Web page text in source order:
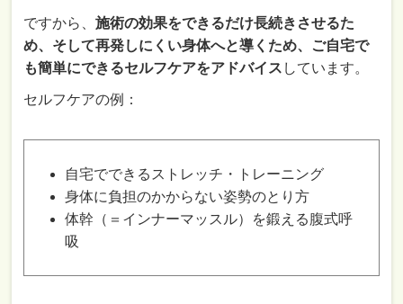
ですから、施術の効果をできるだけ長続きさせるた
め、そして再発しにくい身体へと導くため、ご自宅で
も簡単にできるセルフケアをアドバイス しています。
セルフケアの例：
自宅でできるストレッチ・トレーニング
身体に負担のかからない姿勢のとり方
体幹（＝インナーマッスル）を鍛える腹式呼
吸